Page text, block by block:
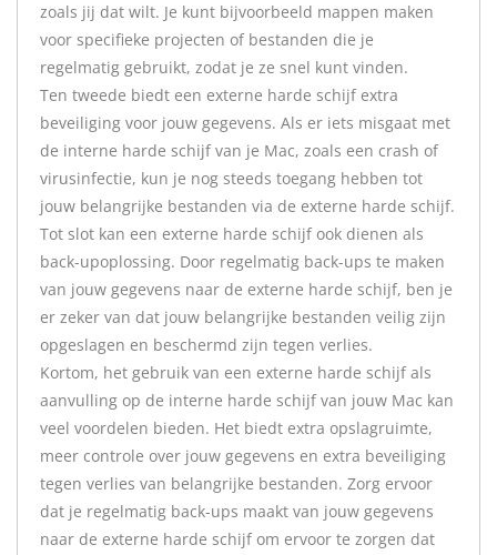
zoals jij dat wilt. Je kunt bijvoorbeeld mappen maken
voor specifieke projecten of bestanden die je
regelmatig gebruikt, zodat je ze snel kunt vinden.
Ten tweede biedt een externe harde schijf extra
beveiliging voor jouw gegevens. Als er iets misgaat met
de interne harde schijf van je Mac, zoals een crash of
virusinfectie, kun je nog steeds toegang hebben tot
jouw belangrijke bestanden via de externe harde schijf.
Tot slot kan een externe harde schijf ook dienen als
back-upoplossing. Door regelmatig back-ups te maken
van jouw gegevens naar de externe harde schijf, ben je
er zeker van dat jouw belangrijke bestanden veilig zijn
opgeslagen en beschermd zijn tegen verlies.
Kortom, het gebruik van een externe harde schijf als
aanvulling op de interne harde schijf van jouw Mac kan
veel voordelen bieden. Het biedt extra opslagruimte,
meer controle over jouw gegevens en extra beveiliging
tegen verlies van belangrijke bestanden. Zorg ervoor
dat je regelmatig back-ups maakt van jouw gegevens
naar de externe harde schijf om ervoor te zorgen dat